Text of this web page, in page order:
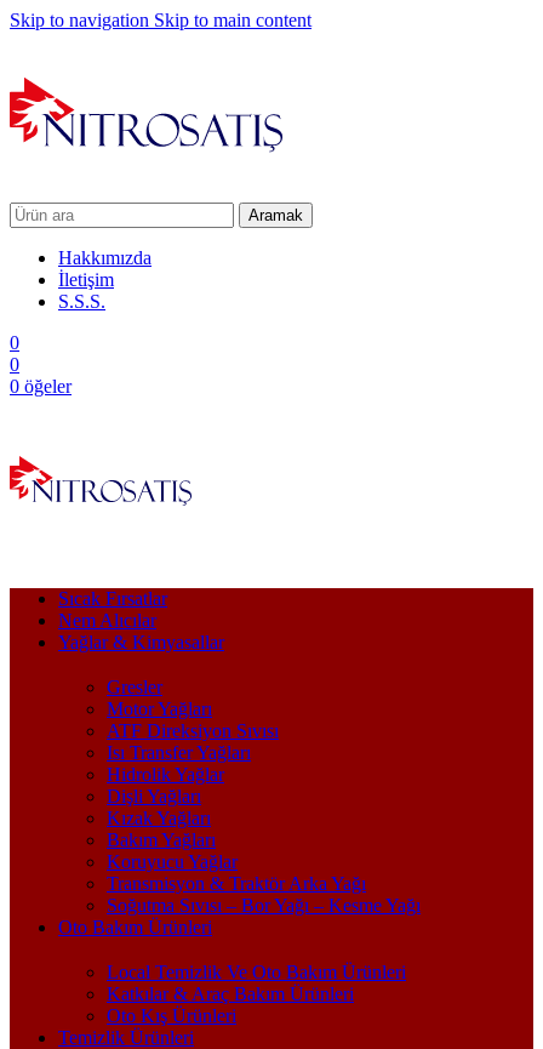
Skip to navigation Skip to main content
Aramak
Hakkımızda
İletişim
S.S.S.
0
0
0 öğeler
Sıcak Fırsatlar
Nem Alıcılar
Yağlar & Kimyasallar
Gresler
Motor Yağları
ATF Direksiyon Sıvısı
Isı Transfer Yağları
Hidrolik Yağlar
Dişli Yağları
Kızak Yağları
Bakım Yağları
Koruyucu Yağlar
Transmisyon & Traktör Arka Yağı
Soğutma Sıvısı – Bor Yağı – Kesme Yağı
Oto Bakım Ürünleri
Local Temizlik Ve Oto Bakım Ürünleri
Katkılar & Araç Bakım Ürünleri
Oto Kış Ürünleri
Temizlik Ürünleri